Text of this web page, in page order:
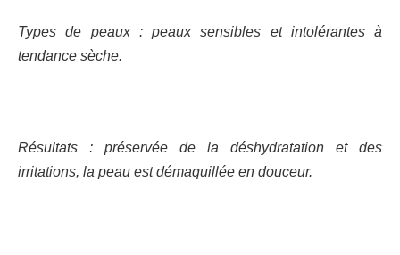
Types de peaux : peaux sensibles et intolérantes à
tendance sèche.
Résultats : préservée de la déshydratation et des
irritations, la peau est démaquillée en douceur.